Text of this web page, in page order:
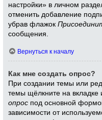
настройки» в личном
отменить добавление
убрав флажок
сообщения.
Вернуться к началу
Как мне создать опрос?
При создании темы или
темы щёлкните на
опрос под основной
зависимости от